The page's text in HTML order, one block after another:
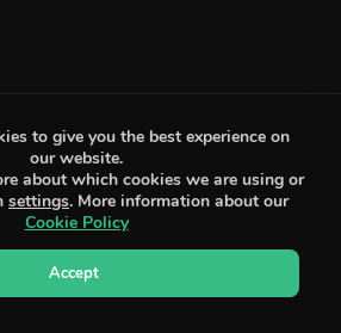
to give you the best experience on
our website.
about which cookies we are using or
settings. More information about our
Cookie Policy
Accept